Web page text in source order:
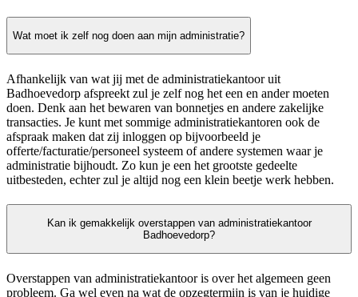
Wat moet ik zelf nog doen aan mijn administratie?
Afhankelijk van wat jij met de administratiekantoor uit
Badhoevedorp afspreekt zul je zelf nog het een en ander moeten
doen. Denk aan het bewaren van bonnetjes en andere zakelijke
transacties. Je kunt met sommige administratiekantoren ook de
afspraak maken dat zij inloggen op bijvoorbeeld je
offerte/facturatie/personeel systeem of andere systemen waar je
administratie bijhoudt. Zo kun je een het grootste gedeelte
uitbesteden, echter zul je altijd nog een klein beetje werk hebben.
Kan ik gemakkelijk overstappen van administratiekantoor
Badhoevedorp?
Overstappen van administratiekantoor is over het algemeen geen
probleem. Ga wel even na wat de opzegtermijn is van je huidige